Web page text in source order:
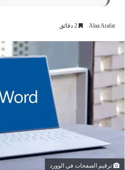
Alaa Arafat
ترقيم الصفحات في الوورد